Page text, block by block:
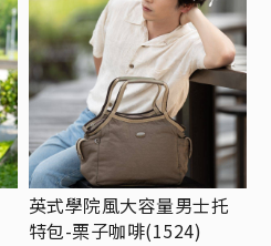
英式學院風大容量男士托
特包-栗子咖啡(1524)